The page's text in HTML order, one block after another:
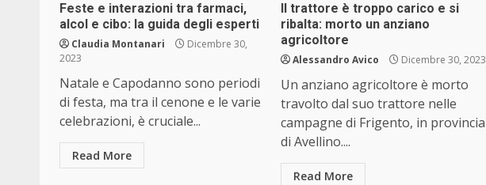
Feste e interazioni tra farmaci,
alcol e cibo: la guida degli esperti
Claudia Montanari
Dicembre 30,
2023
Natale e Capodanno sono periodi
di festa, ma tra il cenone e le varie
celebrazioni, è cruciale...
Read More
Il trattore è troppo carico e si
ribalta: morto un anziano
agricoltore
Alessandro Avico Dicembre 30, 2023
Un anziano agricoltore è morto
travolto dal suo trattore nelle
campagne di Frigento, in provincia
di Avellino....
Read More